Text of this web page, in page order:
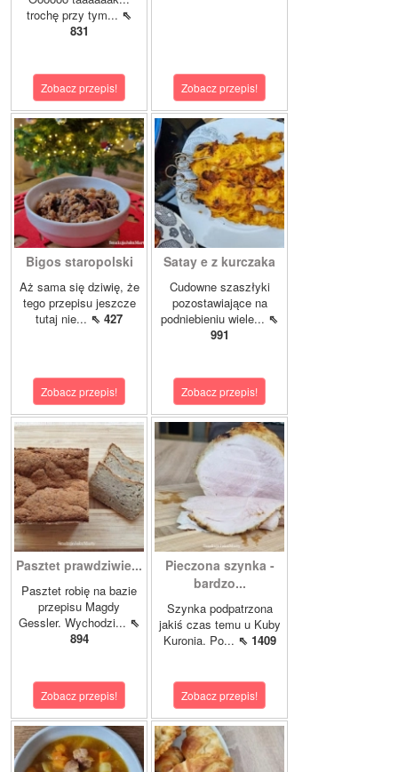
trochę przy tym... ⇖
831
Zobacz przepis! Zobacz przepis!
Bigos staropolski
Aż sama się dziwię, że
tego przepisu jeszcze
tutaj nie... ⇖ 427
Zobacz przepis!
Satay e z kurczaka
Cudowne szaszłyki
pozostawiające na
podniebieniu wiele... ⇖
991
Zobacz przepis!
Pasztet prawdziwie...
Pasztet robię na bazie
przepisu Magdy
Gessler. Wychodzi... ⇖
894
Zobacz przepis!
Pieczona szynka -
bardzo...
Szynka podpatrzona
jakiś czas temu u Kuby
Kuronia. Po... ⇖ 1409
Zobacz przepis!